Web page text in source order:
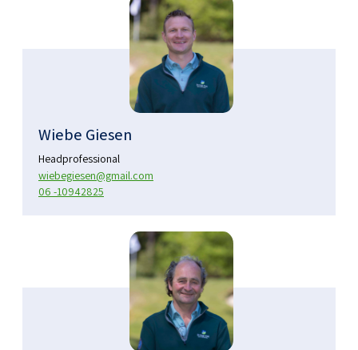
Wiebe Giesen
Headprofessional
wiebegiesen@gmail.com
06 -10942825